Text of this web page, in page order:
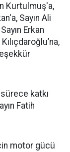
Kurtulmuş'a,
Sayın Ali
Erkan
katkı
Fatih
motor gücü